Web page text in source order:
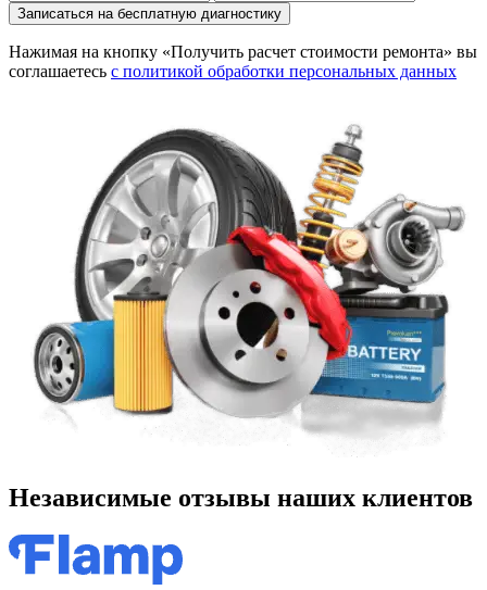
Записаться на бесплатную диагностику
Нажимая на кнопку «Получить расчет стоимости ремонта» вы
соглашаетесь с политикой обработки персональных данных
Независимые отзывы наших клиентов